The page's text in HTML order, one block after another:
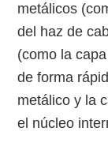
metálicos
del haz de
(como la
de forma
metálico y la
el núcleo